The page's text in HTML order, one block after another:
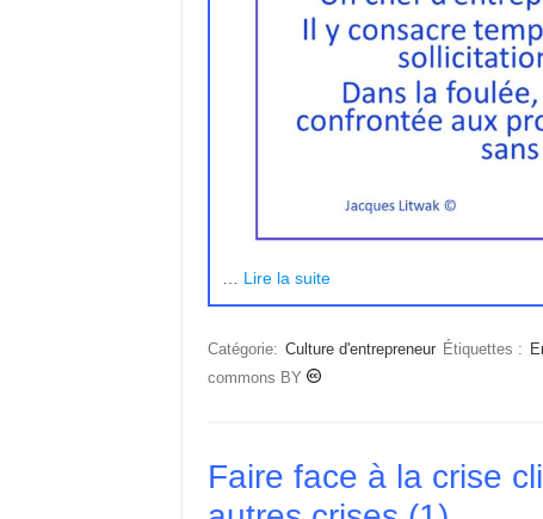
Lire la suite
Catégorie: Culture d'entrepreneur Étiquettes :
commons BY
Faire face à la crise